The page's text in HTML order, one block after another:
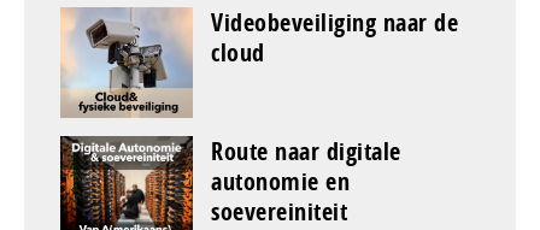
Videobeveiliging naar de
cloud
Route naar digitale
autonomie en
soevereiniteit